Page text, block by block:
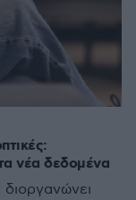
νέα δεδομένα